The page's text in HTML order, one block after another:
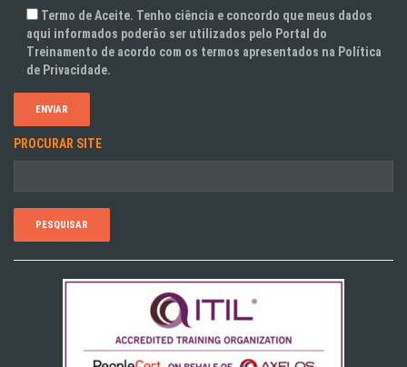
Termo de Aceite. Tenho ciência e concordo que meus dados
aqui informados poderão ser utilizados pelo Portal do
Treinamento de acordo com os termos apresentados na Política
de Privacidade.
PROCURAR SITE